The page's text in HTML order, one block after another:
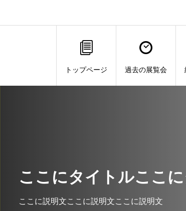
トップページ 過去の展覧会
ここにタイトルここ
ここに説明文ここに説明文ここに説明文